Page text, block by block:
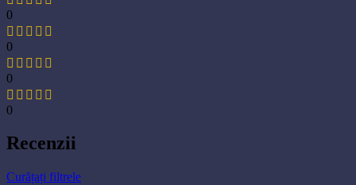
0
0
0
0
Recenzii
Curățați filtrele